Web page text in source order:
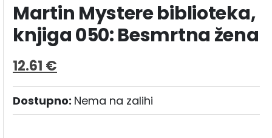
Martin Mystere biblioteka,
knjiga 050: Besmrtna žena
12.61 €
Dostupno: Nema na zalihi